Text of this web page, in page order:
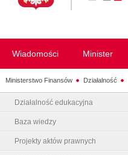
Wiadomości Minister
Ministerstwo Finansów Działalność
Działalność edukacyjna
Baza wiedzy
Projekty aktów prawnych